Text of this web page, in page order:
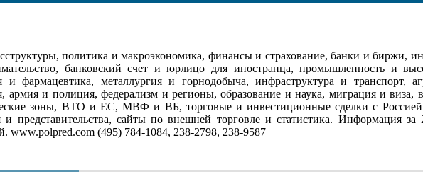
политика и макроэкономика, финансы и страхование, банки и биржи,
банковский счет и юрлицо для иностранца, промышленность и
и фармацевтика, металлургия и горнодобыча, инфраструктура и транспорт,
армия и полиция, федерализм и регионы, образование и наука, миграция и
зоны, ВТО и ЕС, МВФ и ВБ, торговые и инвестиционные сделки с
и представительства, сайты по внешней торговле и статистика. Информация
www.polpred.com (495) 784-1084, 238-2798, 238-9587